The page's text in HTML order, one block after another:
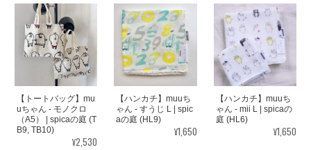
【トートバッグ】mu
uちゃん - モノクロ
（A5） | spicaの庭 (T
B9, TB10)
¥2,530
【ハンカチ】muuち
ゃん - すうじ L | spic
aの庭 (HL9)
¥1,650
【ハンカチ】muuち
ゃん - mii L | spicaの
庭 (HL6)
¥1,650